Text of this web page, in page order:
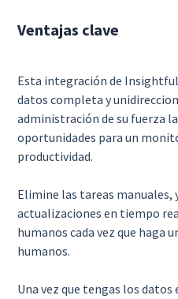
Ventajas clave
Esta integración de
datos completa y
administración de su fuerza
oportunidades para un
productividad.
Elimine las tareas manuales,
actualizaciones en tiempo
humanos cada vez que haga
humanos.
Una vez que tengas los datos